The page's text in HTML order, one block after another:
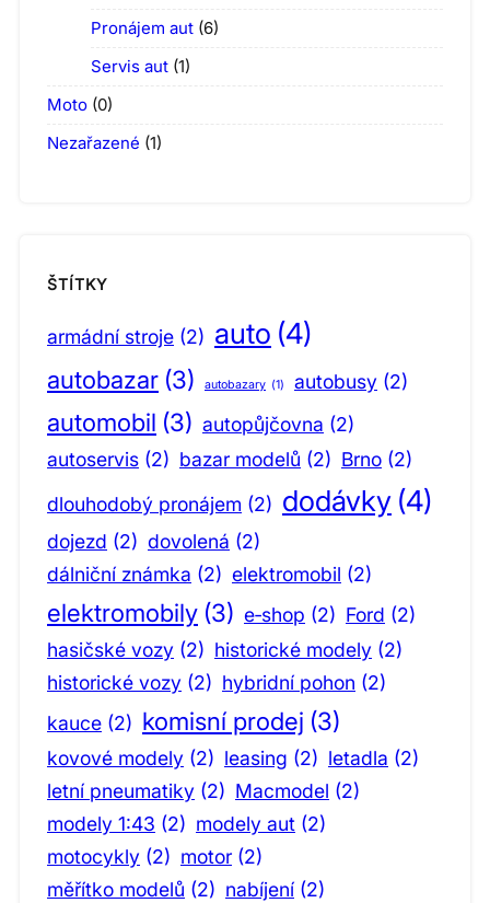
Pronájem aut (6)
Servis aut (1)
Moto (0)
Nezařazené (1)
ŠTÍTKY
armádní stroje (2) auto (4)
autobazar (3) autobazary (1) autobusy (2)
automobil (3) autopůjčovna (2)
autoservis (2) bazar modelů (2) Brno (2)
dlouhodobý pronájem (2) dodávky (4)
dojezd (2) dovolená (2)
dálniční známka (2) elektromobil (2)
elektromobily (3) e‑shop (2) Ford (2)
hasičské vozy (2) historické modely (2)
historické vozy (2) hybridní pohon (2)
kauce (2) komisní prodej (3)
kovové modely (2) leasing (2) letadla (2)
letní pneumatiky (2) Macmodel (2)
modely 1:43 (2) modely aut (2)
motocykly (2) motor (2)
měřítko modelů (2) nabíjení (2)